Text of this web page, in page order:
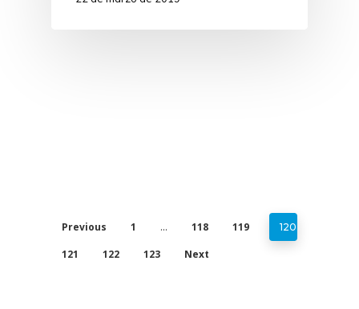
Previous 1 … 118 119 120
121 122 123 Next